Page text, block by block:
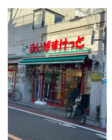
自由が丘の街にも「まい
ばすけっと」がありま
す！自由が丘駅から徒歩
約5分、「まいばすけっと
自由が丘1丁目店」です。
都市型小型食用スーパー
「まいばすけっと」の４
つ